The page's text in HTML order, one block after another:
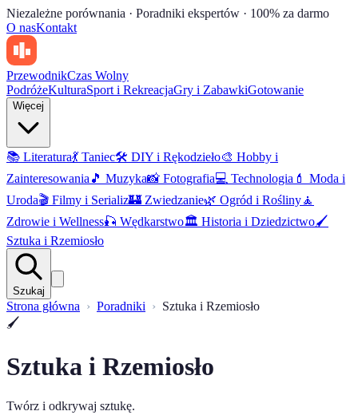
Niezależne porównania · Poradniki ekspertów · 100% za darmo
O nasKontakt
PrzewodnikCzas Wolny
PodróżeKulturaSport i RekreacjaGry i ZabawkiGotowanie
Więcej
📚 Literatura💃 Taniec🛠️ DIY i Rękodzieło🎨 Hobby i
Zainteresowania 🎵 Muzyka📸 Fotografia💻 Technologia 💄 Moda i
Uroda🎬 Filmy i Serializ🏰 Zwiedzanie🌿 Ogród i Rośliny🧘
Zdrowie i Wellness🎣 Wędkarstwo🏛️ Historia i Dziedzictwo🖌️
Sztuka i Rzemiosło
Szukaj
Strona główna Poradniki
Sztuka i Rzemiosło
🖌️
Sztuka i Rzemiosło
Twórz i odkrywaj sztukę.